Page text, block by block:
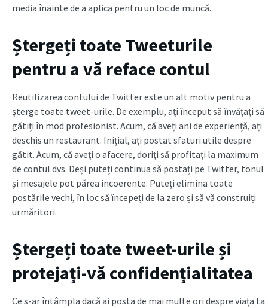
media înainte de a aplica pentru un loc de muncă.
Ștergeți toate Tweeturile
pentru a vă reface contul
Reutilizarea contului de Twitter este un alt motiv pentru a
șterge toate tweet-urile. De exemplu, ați început să învățați să
gătiți în mod profesionist. Acum, că aveți ani de experiență, ați
deschis un restaurant. Inițial, ați postat sfaturi utile despre
gătit. Acum, că aveți o afacere, doriți să profitați la maximum
de contul dvs. Deși puteți continua să postați pe Twitter, tonul
și mesajele pot părea incoerente. Puteți elimina toate
postările vechi, în loc să începeți de la zero și să vă construiți
urmăritori.
Ștergeți toate tweet-urile și
protejați-vă confidențialitatea
Ce s-ar întâmpla dacă ai posta de mai multe ori despre viața ta